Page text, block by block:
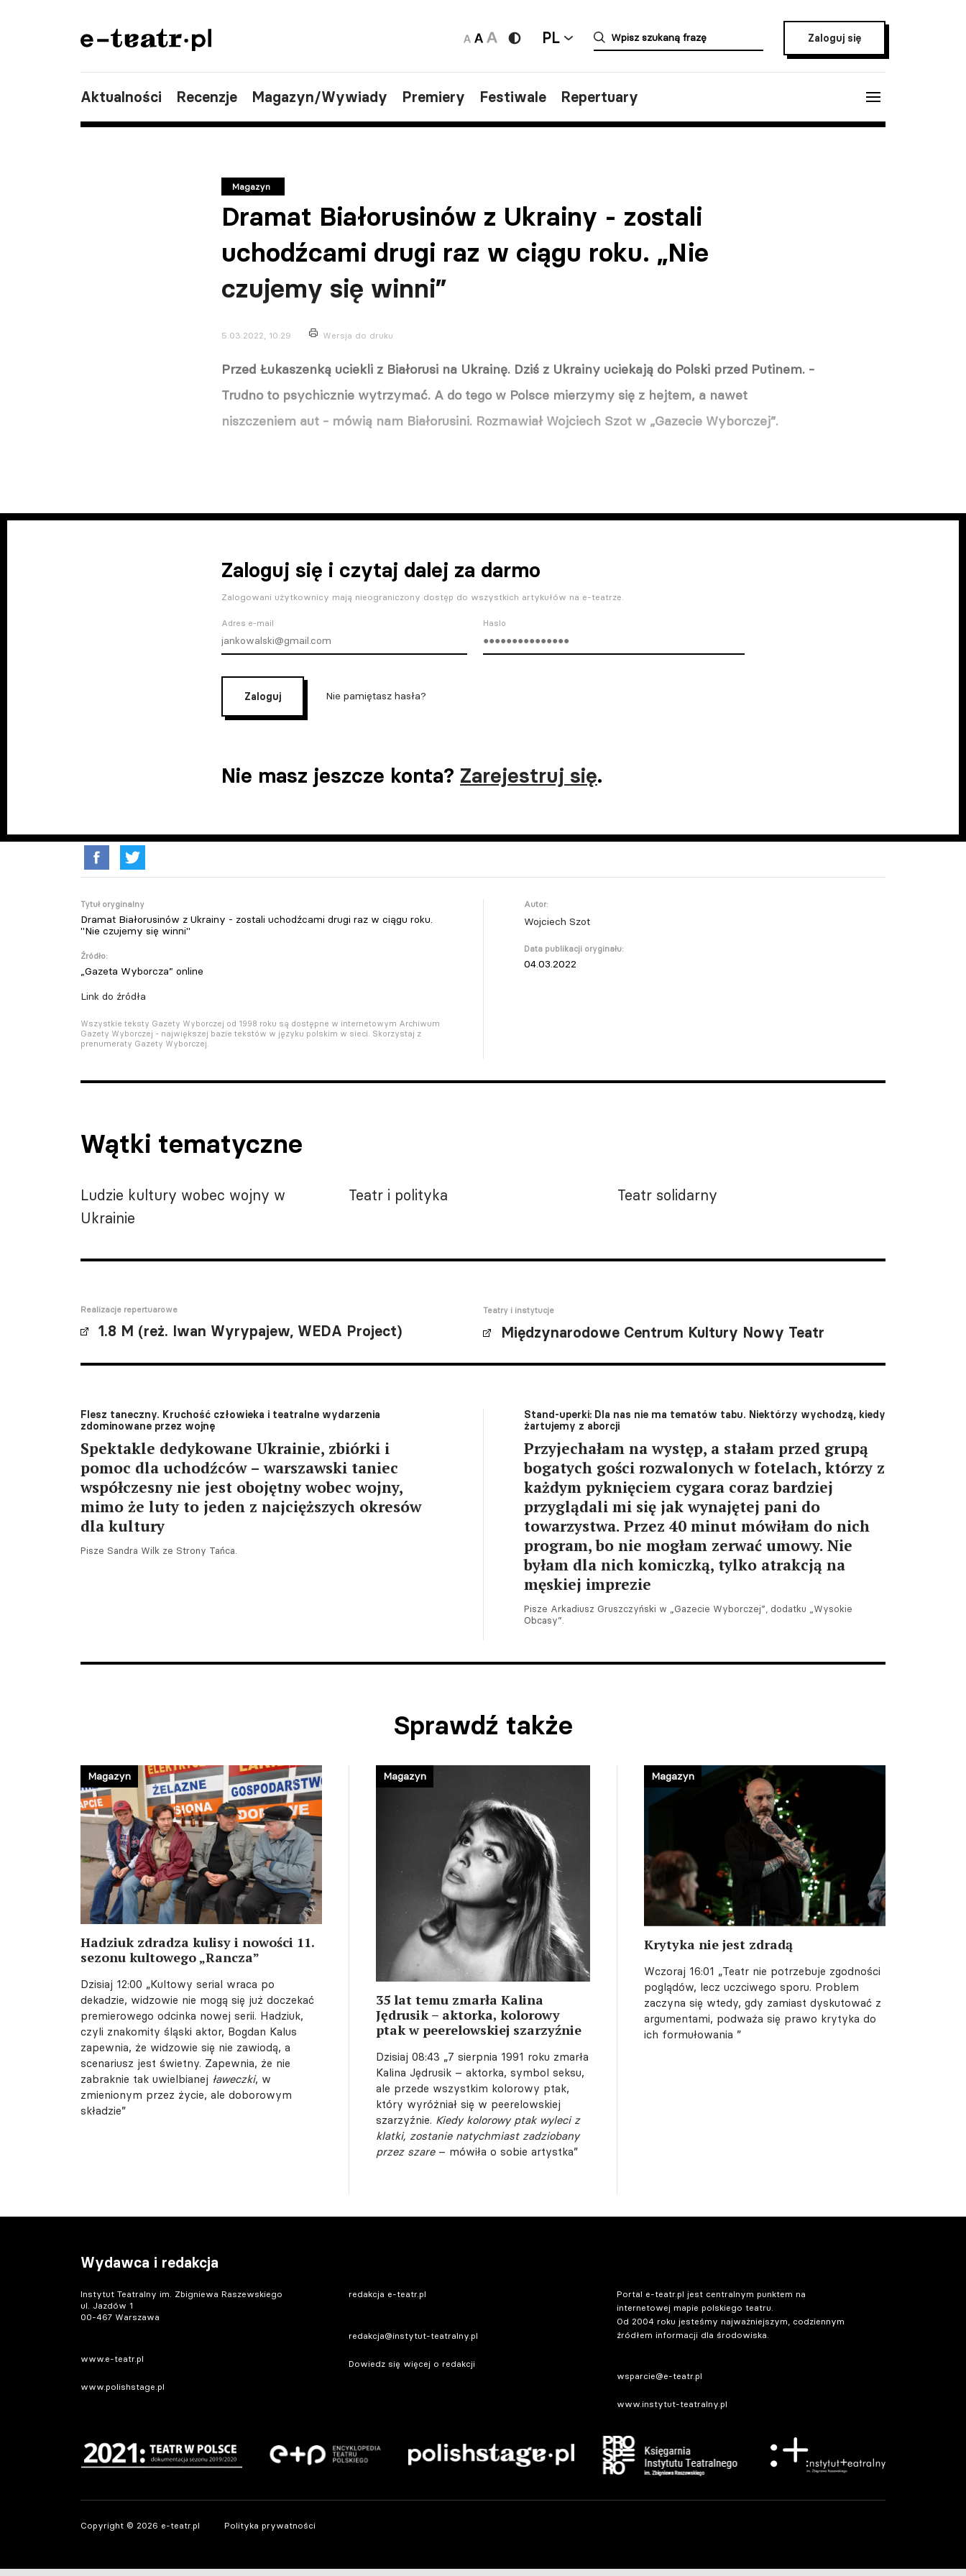
PL Zaloguj się
Aktualności Recenzje Magazyn/Wywiady Premiery Festiwale Repertuary
Magazyn
Dramat Białorusinów z Ukrainy - zostali
uchodźcami drugi raz w ciągu roku. „Nie
czujemy się winni”
5.03.2022, 10:29 Wersja do druku
Przed Łukaszenką uciekli z Białorusi na Ukrainę. Dziś z Ukrainy uciekają do Polski przed Putinem. -
Trudno to psychicznie wytrzymać. A do tego w Polsce mierzymy się z hejtem, a nawet
niszczeniem aut - mówią nam Białorusini. Rozmawiał Wojciech Szot w „Gazecie Wyborczej”.
Zaloguj się i czytaj dalej za darmo
Zalogowani użytkownicy mają nieograniczony dostęp do wszystkich artykułów na e-teatrze.
Adres e-mail Haslo
Zaloguj Nie pamiętasz hasła?
Nie masz jeszcze konta? Zarejestruj się.
Tytuł oryginalny
Dramat Białorusinów z Ukrainy - zostali uchodźcami drugi raz w ciągu roku.
"Nie czujemy się winni"
Źródło:
„Gazeta Wyborcza” online
Link do źródła
Wszystkie teksty Gazety Wyborczej od 1998 roku są dostępne w internetowym Archiwum
Gazety Wyborczej - największej bazie tekstów w języku polskim w sieci. Skorzystaj z
prenumeraty Gazety Wyborczej.
Autor:
Wojciech Szot
Data publikacji oryginału:
04.03.2022
Wątki tematyczne
Ludzie kultury wobec wojny w
Ukrainie
Teatr i polityka Teatr solidarny
Realizacje repertuarowe
1.8 M (reż. Iwan Wyrypajew, WEDA Project)
Teatry i instytucje
Międzynarodowe Centrum Kultury Nowy Teatr
Flesz taneczny. Kruchość człowieka i teatralne wydarzenia
zdominowane przez wojnę
Spektakle dedykowane Ukrainie, zbiórki i
pomoc dla uchodźców – warszawski taniec
współczesny nie jest obojętny wobec wojny,
mimo że luty to jeden z najcięższych okresów
dla kultury
Pisze Sandra Wilk ze Strony Tańca.
Stand-uperki: Dla nas nie ma tematów tabu. Niektórzy wychodzą, kiedy
żartujemy z aborcji
Przyjechałam na występ, a stałam przed grupą
bogatych gości rozwalonych w fotelach, którzy z
każdym pyknięciem cygara coraz bardziej
przyglądali mi się jak wynajętej pani do
towarzystwa. Przez 40 minut mówiłam do nich
program, bo nie mogłam zerwać umowy. Nie
byłam dla nich komiczką, tylko atrakcją na
męskiej imprezie
Pisze Arkadiusz Gruszczyński w „Gazecie Wyborczej”, dodatku „Wysokie
Obcasy”.
Sprawdź także
Hadziuk zdradza kulisy i nowości 11.
sezonu kultowego „Rancza”
Dzisiaj 12:00 „Kultowy serial wraca po
dekadzie, widzowie nie mogą się już doczekać
premierowego odcinka nowej serii. Hadziuk,
czyli znakomity śląski aktor, Bogdan Kalus
zapewnia, że widzowie się nie zawiodą, a
scenariusz jest świetny. Zapewnia, że nie
zabraknie tak uwielbianej ławeczki, w
zmienionym przez życie, ale doborowym
składzie”
Magazyn
35 lat temu zmarła Kalina
Jędrusik – aktorka, kolorowy
ptak w peerelowskiej szarzyźnie
Dzisiaj 08:43 „7 sierpnia 1991 roku zmarła
Kalina Jędrusik – aktorka, symbol seksu,
ale przede wszystkim kolorowy ptak,
który wyróżniał się w peerelowskiej
szarzyźnie. Kiedy kolorowy ptak wyleci z
klatki, zostanie natychmiast zadziobany
przez szare– mówiła o sobie artystka”
Magazyn
Krytyka nie jest zdradą
Wczoraj 16:01 „Teatr nie potrzebuje zgodności
poglądów, lecz uczciwego sporu. Problem
zaczyna się wtedy, gdy zamiast dyskutować z
argumentami, podważa się prawo krytyka do
ich formułowania ”
Magazyn
Wydawca i redakcja
Instytut Teatralny im. Zbigniewa Raszewskiego
ul. Jazdów 1
00-467 Warszawa
www.e-teatr.pl
www.polishstage.pl
redakcja e-teatr.pl
redakcja@instytut-teatralny.pl
Dowiedz się więcej o redakcji
Portal e-teatr.pl jest centralnym punktem na
internetowej mapie polskiego teatru.
Od 2004 roku jesteśmy najważniejszym, codziennym
źródłem informacji dla środowiska.
wsparcie@e-teatr.pl
www.instytut-teatralny.pl
Copyright © 2026 e-teatr.pl Polityka prywatności